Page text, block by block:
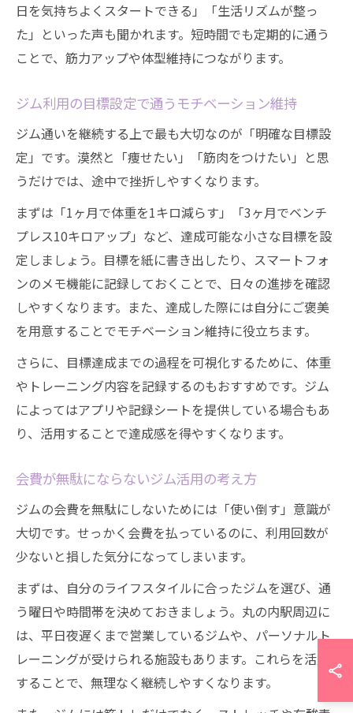
日を気持ちよくスタートできる」「生活リズムが整っ
た」といった声も聞かれます。短時間でも定期的に通う
ことで、筋力アップや体型維持につながります。
ジム利用の目標設定で通うモチベーション維持
ジム通いを継続する上で最も大切なのが「明確な目標設
定」です。漠然と「痩せたい」「筋肉をつけたい」と思
うだけでは、途中で挫折しやすくなります。
まずは「1ヶ月で体重を1キロ減らす」「3ヶ月でベンチ
プレス10キロアップ」など、達成可能な小さな目標を設
定しましょう。目標を紙に書き出したり、スマートフォ
ンのメモ機能に記録しておくことで、日々の進捗を確認
しやすくなります。また、達成した際には自分にご褒美
を用意することでモチベーション維持に役立ちます。
さらに、目標達成までの過程を可視化するために、体重
やトレーニング内容を記録するのもおすすめです。ジム
によってはアプリや記録シートを提供している場合もあ
り、活用することで達成感を得やすくなります。
会費が無駄にならないジム活用の考え方
ジムの会費を無駄にしないためには「使い倒す」意識が
大切です。せっかく会費を払っているのに、利用回数が
少ないと損した気分になってしまいます。
まずは、自分のライフスタイルに合ったジムを選び、通
う曜日や時間帯を決めておきましょう。丸の内駅周辺に
は、平日夜遅くまで営業しているジムや、パーソナルト
レーニングが受けられる施設もあります。これらを活用
することで、無理なく継続しやすくなります。